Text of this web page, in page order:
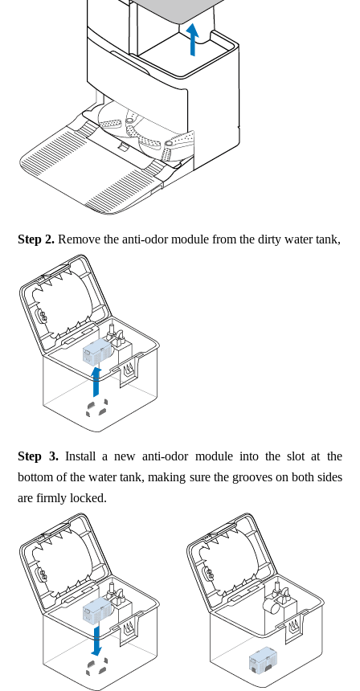
Step 2. Remove the anti-odor module from the dirty water tank,
Step 3. Install a new anti-odor module into the slot at the
bottom of the water tank, making sure the grooves on both sides
are firmly locked.